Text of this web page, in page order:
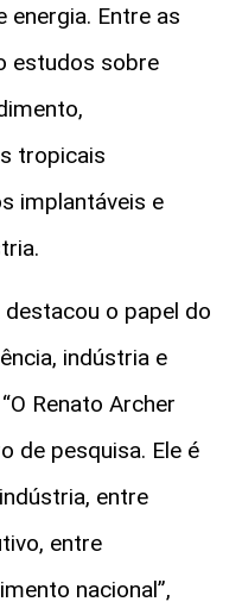
energia. Entre as
estudos sobre
tropicais
implantáveis e
o papel do
indústria e
Renato Archer
de pesquisa. Ele é
entre
entre
nacional”,